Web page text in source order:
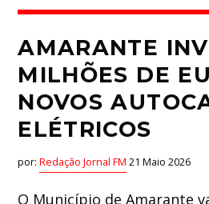
AMARANTE
MILHÕES DE
NOVOS
ELÉTRICOS
por:Redação Jornal FM 21 Maio 2026
O Município de Amarante